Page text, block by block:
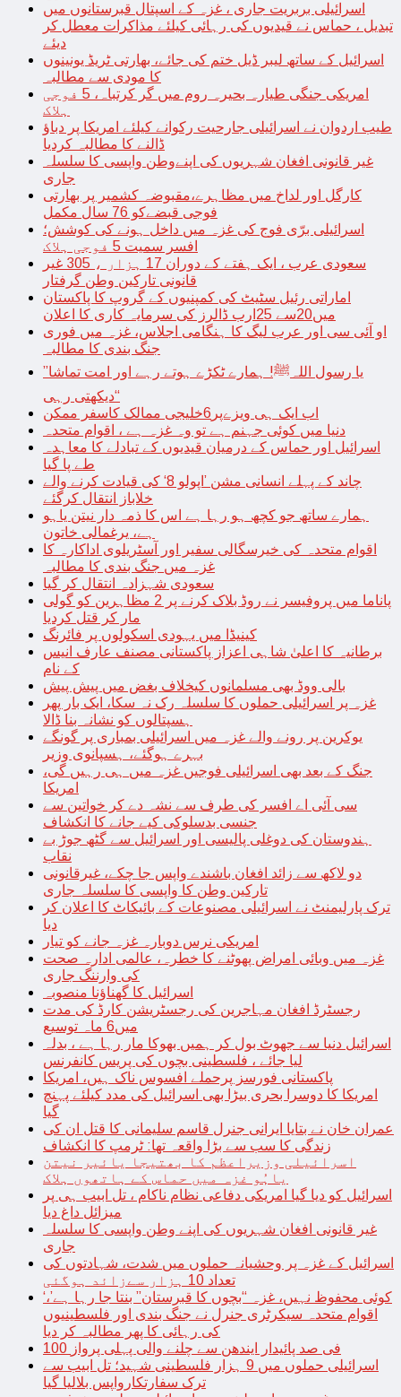
اسرائیلی بربریت جاری ، غزہ کے اسپتال قبرستانوں میں
تبدیل ، حماس نے قیدیوں کی رہائی کیلئے مذاکرات معطل کر
دیئے
اسرائیل کے ساتھ لیبر ڈیل ختم کی جائے، بھارتی ٹریڈ یونینوں
کا مودی سے مطالبہ
امریکی جنگی طیارہ بحیرہ روم میں گر کرتباہ، 5 فوجی
ہلاک
طیب اردوان نے اسرائیلی جارحیت رکوانے کیلئے امریکا پر دباؤ
ڈالنے کا مطالبہ کردیا
غیر قانونی افغان شہریوں کی اپنےوطن واپسی کا سلسلہ
جاری
کارگل اور لداخ میں مظاہرے،مقبوضہ کشمیر پر بھارتی
فوجی قبضےکو 76 سال مکمل
اسرائیلی برّی فوج کی غزہ میں داخل ہونے کی کوشش؛
افسر سمیت 5 فوجی ہلاک
سعودی عرب ، ایک ہفتے کے دوران 17 ہزار ، 305 غیر
قانونی تارکین وطن گرفتار
اماراتی رئیل سٹیٹ کی کمپنیوں کے گروپ کا پاکستان
میں20سے 25ارب ڈالرز کی سرمایہ کاری کا اعلان
او آئی سی اور عرب لیگ کا ہنگامی اجلاس، غزہ میں فوری
جنگ بندی کا مطالبہ
’’یا رسول اللہﷺ! ہمارے ٹکڑے ہوتے رہے اور امت تماشا
دیکھتی رہی‘‘
اب ایک ہی ویزےپر6خلیجی ممالک کاسفر ممکن
دنیا میں کوئی جہنم ہے تو وہ غزہ ہے ، اقوام متحدہ
اسرائیل اور حماس کے درمیان قیدیوں کے تبادلے کا معاہدہ
طے پا گیا
چاند کے پہلے انسانی مشن ’اپولو 8‘ کی قیادت کرنے والے
خلاباز انتقال کرگئے
ہمارے ساتھ جو کچھ ہو رہا ہے اس کا ذمہ دار نیتن یاہو
ہے، یرغمالی خاتون
اقوام متحدہ کی خیرسگالی سفیر اور آسٹریلوی اداکارہ کا
غزہ میں جنگ بندی کا مطالبہ
سعودی شہزادہ انتقال کر گیا
پاناما میں پروفیسر نے روڈ بلاک کرنے پر 2 مظاہرین کو گولی
مار کر قتل کردیا
کینیڈا میں یہودی اسکولوں پر فائرنگ
برطانیہ کا اعلیٰ شاہی اعزاز پاکستانی مصنف عارف انیس
کے نام
بالی ووڈ بھی مسلمانوں کیخلاف بغض میں پیش پیش
غزہ پر اسرائیلی حملوں کا سلسلہ رک نہ سکا، ایک بار پھر
ہسپتالوں کو نشانہ بنا ڈالا
یوکرین پر رونے والے غزہ میں اسرائیلی بمباری پر گونگے
بہرے ہوگئے، ہسپانوی وزیر
جنگ کے بعد بھی اسرائیلی فوجیں غزہ میں ہی رہیں گی،
امریکا
سی آئی اے افسر کی طرف سے نشہ دے کر خواتین سے
جنسی بدسلوکی کیے جانے کا انکشاف
ہندوستان کی دوغلی پالیسی اور اسرائیل سے گٹھ جوڑ بے
نقاب
دو لاکھ سے زائد افغان باشندے واپس جا چکے، غیرقانونی
تارکین وطن کا واپسی کا سلسلہ جاری
ترک پارلیمنٹ نے اسرائیلی مصنوعات کے بائیکاٹ کا اعلان کر
دیا
امریکی نرس دوبارہ غزہ جانے کو تیار
غزہ میں وبائی امراض پھوٹنے کا خطرہ، عالمی ادارہ صحت
کی وارننگ جاری
اسرائیل کا گھناؤنا منصوبہ
رجسٹرڈ افغان مہاجرین کی رجسٹریشن کارڈ کی مدت
میں6 ماہ توسیع
اسرائیل دنیا سے جھوٹ بول کر ہمیں بھوکا مار رہا ہے ، بدلہ
لیا جائے ، فلسطینی بچوں کی پریس کانفرنس
پاکستانی فورسز پرحملے افسوس ناک ہیں، امریکا
امریکا کا دوسرا بحری بیڑا بھی اسرائیل کی مدد کیلئے پہنچ
گیا
عمران خان نے بتایا ایرانی جنرل قاسم سلیمانی کا قتل ان کی
زندگی کا سب سے بڑا واقعہ تھا: ٹرمپ کا انکشاف
اسرائیلی وزیراعظم کا بھتیجا یائیر نیتن
یاہُو غزہ میں حماس کے ہاتھوں ہلاک
اسرائیل کو دیا گیا امریکی دفاعی نظام ناکام ، تل ابیب ہی پر
میزائل داغ دیا
غیر قانونی افغان شہریوں کی اپنے وطن واپسی کا سلسلہ
جاری
اسرائیل کے غزہ پر وحشیانہ حملوں میں شدت، شہادتوں کی
تعداد 10 ہزار سےزائد ہوگئی
‘کوئی محفوظ نہیں، غزہ “بچوں کا قبرستان” بنتا جا رہا ہے’،
اقوام متحدہ سیکرٹری جنرل نے جنگ بندی اور فلسطینیوں
کی رہائی کا پھر مطالبہ کر دیا
100 فی صد پائیدار ایندھن سے چلنے والی پہلی پرواز
اسرائیلی حملوں میں 9 ہزار فلسطینی شہید؛ تل ابیب سے
ترک سفارتکارواپس بلالیا گیا